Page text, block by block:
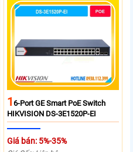
rộng linh hoạt. Hỗ trợ truyền PoE
xa tối đa lên đến 300 mét.
16-Port GE Smart PoE Switch
HIKVISION DS-3E1520P-EI
Giá bán: 5%-35%